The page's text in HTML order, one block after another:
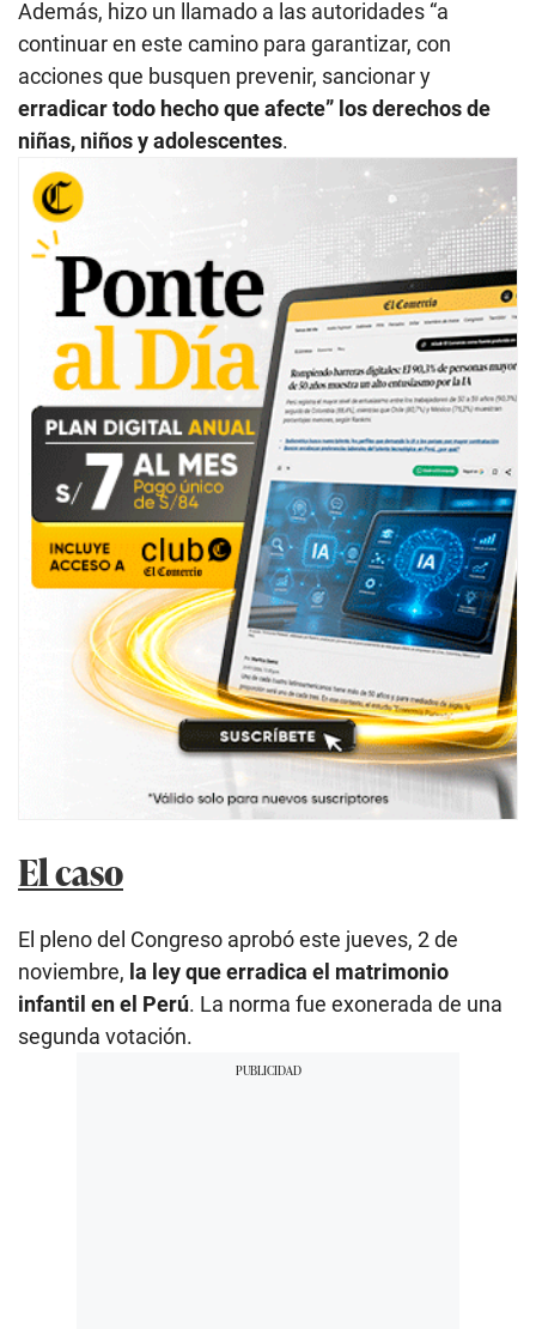
Además, hizo un llamado a las autoridades “a
continuar en este camino para garantizar, con
acciones que busquen prevenir, sancionar y
erradicar todo hecho que afecte” los derechos de
niñas, niños y adolescentes.
El caso
El pleno del Congreso aprobó este jueves, 2 de
noviembre, la ley que erradica el matrimonio
infantil en el Perú. La norma fue exonerada de una
segunda votación.